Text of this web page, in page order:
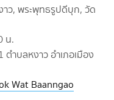
น.
ำบลหงาว อำเภอเมือง
Wat Baanngao